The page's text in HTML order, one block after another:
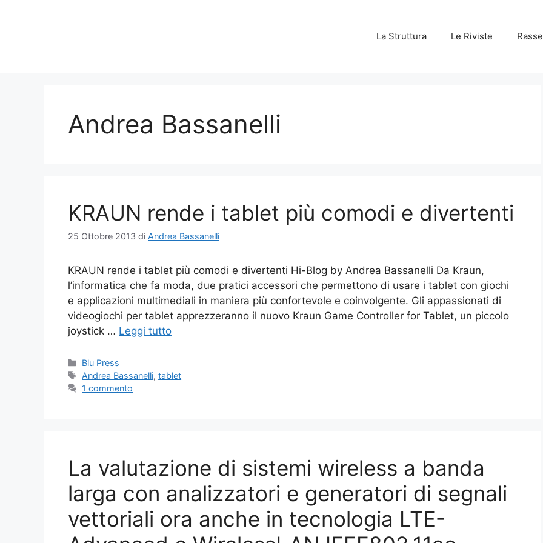
La Struttura Le Riviste
Andrea Bassanelli
KRAUN rende i tablet più comodi e divertenti
25 Ottobre 2013 di Andrea Bassanelli
KRAUN rende i tablet più comodi e divertenti Hi-Blog by Andrea Bassanelli Da Kraun,
l’informatica che fa moda, due pratici accessori che permettono di usare i tablet con giochi
e applicazioni multimediali in maniera più confortevole e coinvolgente. Gli appassionati di
videogiochi per tablet apprezzeranno il nuovo Kraun Game Controller for Tablet, un piccolo
joystick … Leggi tutto
Categorie
Blu Press
Tag
Andrea Bassanelli,tablet
1 commento
La valutazione di sistemi wireless a banda
larga con analizzatori e generatori di segnali
vettoriali ora anche in tecnologia LTE-